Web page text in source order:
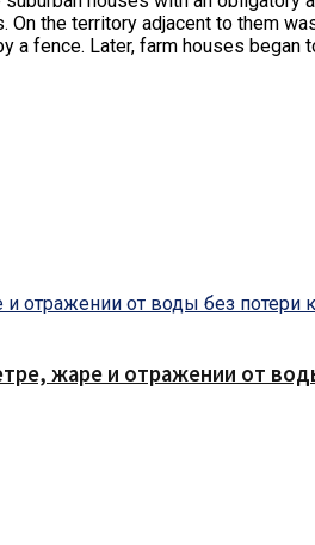
the territory adjacent to them
a fence. Later, farm houses began
жаре и отражении от